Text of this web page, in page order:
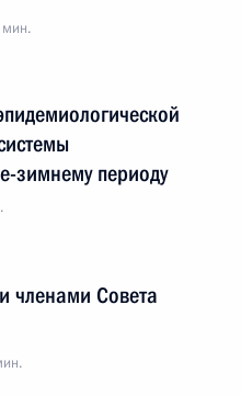
зимнему периоду
членами Совета